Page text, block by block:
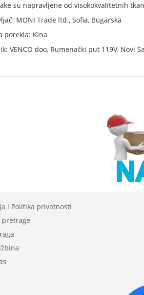
su napravljene od visokokvalitetnih
MONI Trade ltd., Sofia, Bugarska
porekla: Kina
VENCO doo, Rumenački put 119V, Novi
i Politika privatnosti